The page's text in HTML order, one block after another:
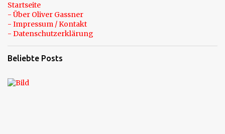
Startseite
- Über Oliver Gassner
- Impressum / Kontakt
- Datenschutzerklärung
Beliebte Posts